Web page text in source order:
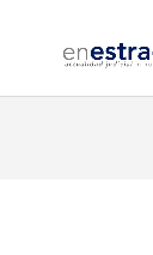
⚠️ Hosting